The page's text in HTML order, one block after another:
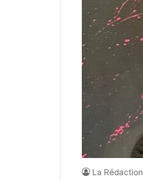
La Rédaction